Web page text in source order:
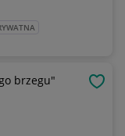
brzegu"